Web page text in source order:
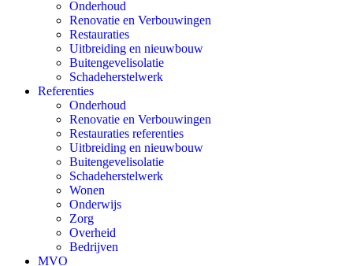
Onderhoud
Renovatie en Verbouwingen
Restauraties
Uitbreiding en nieuwbouw
Buitengevelisolatie
Schadeherstelwerk
Referenties
Onderhoud
Renovatie en Verbouwingen
Restauraties referenties
Uitbreiding en nieuwbouw
Buitengevelisolatie
Schadeherstelwerk
Wonen
Onderwijs
Zorg
Overheid
Bedrijven
MVO